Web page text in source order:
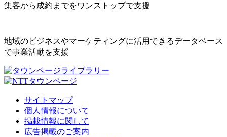
集客から成約までをワンストップで支援
地域のビジネスやマーケティングに活用できるデータベース
で事業活動を支援
サイトマップ
個人情報について
掲載情報に関して
広告掲載のご案内